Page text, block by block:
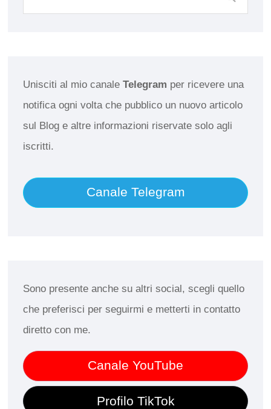
Unisciti al mio canale Telegram per ricevere una
notifica ogni volta che pubblico un nuovo articolo
sul Blog e altre informazioni riservate solo agli
iscritti.
Canale Telegram
Sono presente anche su altri social, scegli quello
che preferisci per seguirmi e metterti in contatto
diretto con me.
Canale YouTube
Profilo TikTok